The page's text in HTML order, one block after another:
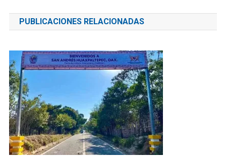
de
entradas
PUBLICACIONES RELACIONADAS